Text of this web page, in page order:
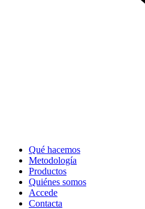
Qué hacemos
Metodología
Productos
Quiénes somos
Accede
Contacta